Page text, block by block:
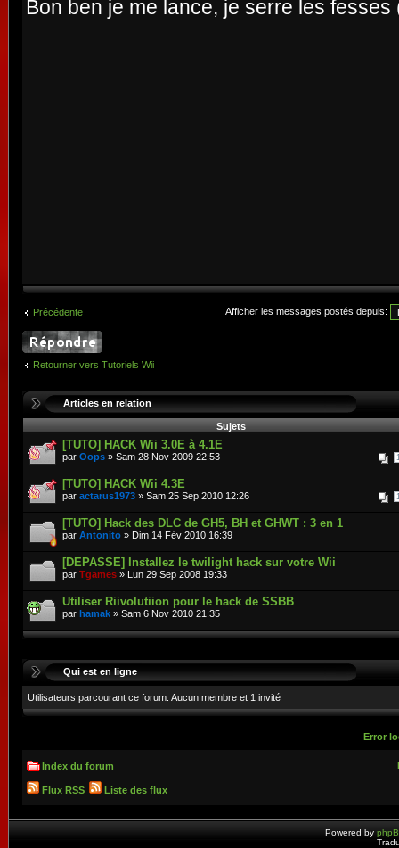
Bon ben je me lance, je serre les fesses
Précédente Afficher les messages postés depuis:
Retourner vers Tutoriels Wii
Articles en relation
Sujets
[TUTO] HACK Wii 3.0E à 4.1E
par Oops » Sam 28 Nov 2009 22:53
[TUTO] HACK Wii 4.3E
par actarus1973 » Sam 25 Sep 2010 12:26
[TUTO] Hack des DLC de GH5, BH et GHWT : 3 en 1
par Antonito » Dim 14 Fév 2010 16:39
[DEPASSE] Installez le twilight hack sur votre Wii
par Tgames » Lun 29 Sep 2008 19:33
Utiliser Riivolutiion pour le hack de SSBB
par hamak » Sam 6 Nov 2010 21:35
Qui est en ligne
Utilisateurs parcourant ce forum: Aucun membre et 1 invité
Error
Index du forum
Flux RSS Liste des flux
Powered by